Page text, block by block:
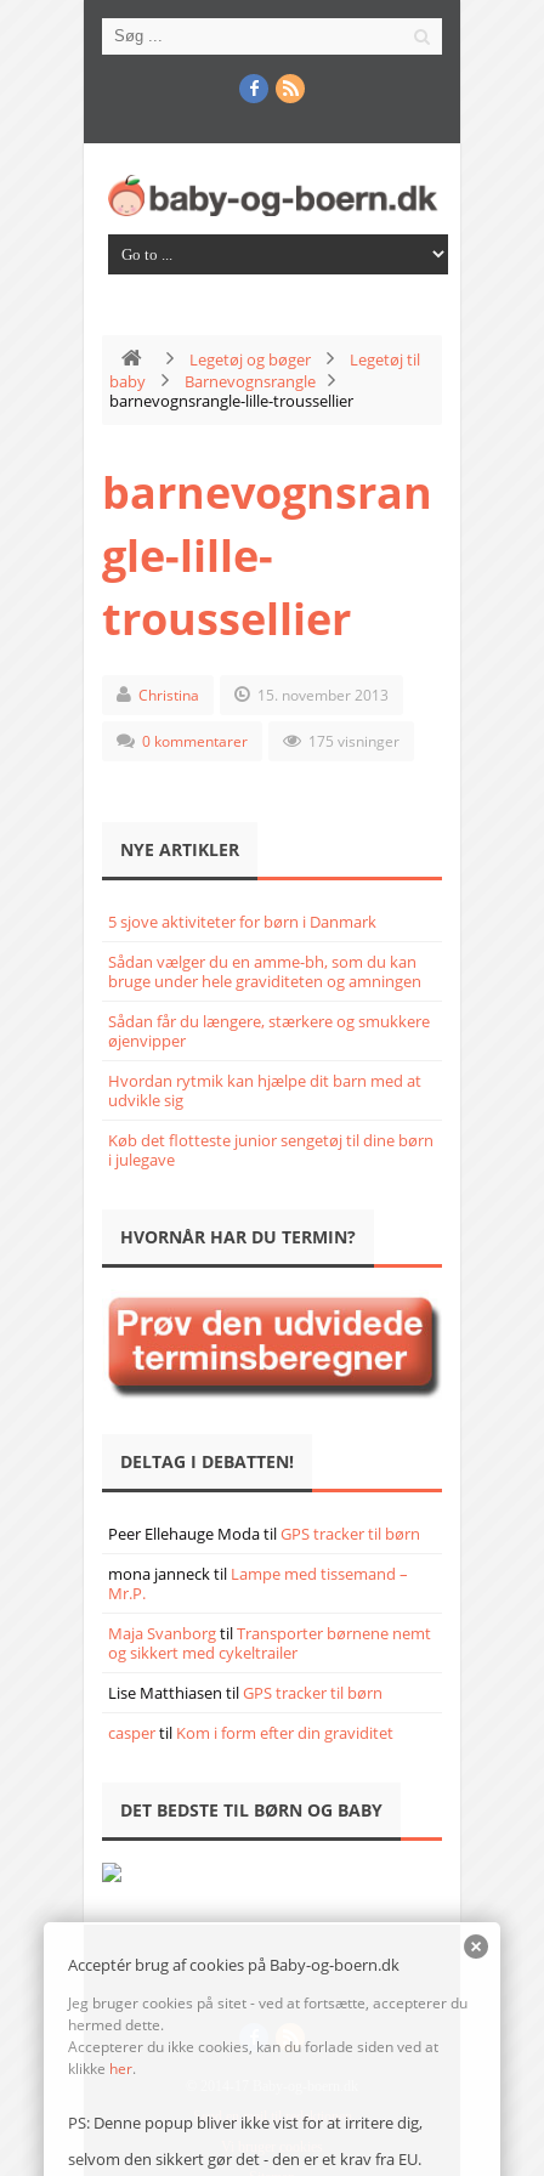
Legetøj og bøger
Legetøj til
baby
Barnevognsrangle
barnevognsrangle-lille-troussellier
barnevognsran
gle-lille-
troussellier
Christina 15. november 2013
0 kommentarer 175 visninger
NYE ARTIKLER
5 sjove aktiviteter for børn i Danmark
Sådan vælger du en amme-bh, som du kan
bruge under hele graviditeten og amningen
Sådan får du længere, stærkere og smukkere
øjenvipper
Hvordan rytmik kan hjælpe dit barn med at
udvikle sig
Køb det flotteste junior sengetøj til dine børn
i julegave
HVORNÅR HAR DU TERMIN?
DELTAG I DEBATTEN!
Peer Ellehauge ModatilGPS tracker til børn
mona jannecktil Lampe med tissemand –
Mr.P.
Maja SvanborgtilTransporter børnene nemt
og sikkert med cykeltrailer
Lise Matthiasen tilGPS tracker til børn
caspertil Kom i form efter din graviditet
DET BEDSTE TIL BØRN OG BABY
Send en mail til redaktionen
Acceptér brug af cookies på Baby-og-boern.dk
Jeg bruger cookies på sitet - ved at fortsætte, accepterer du
hermed dette.
Accepterer du ikke cookies, kan du forlade siden ved at
klikke her.
PS: Denne popup bliver ikke vist for at irritere dig,
selvom den sikkert gør det - den er et krav fra EU.